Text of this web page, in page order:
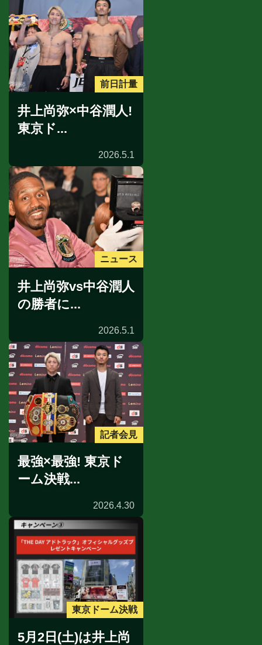
前日計量
井上尚弥×中谷潤人!
東京ド...
2026.5.1
ニュース
井上尚弥vs中谷潤人
の勝者に...
2026.5.1
記者会見
最強×最強! 東京ド
ーム決戦...
2026.4.30
東京ドーム決戦
5月2日(土)は井上尚